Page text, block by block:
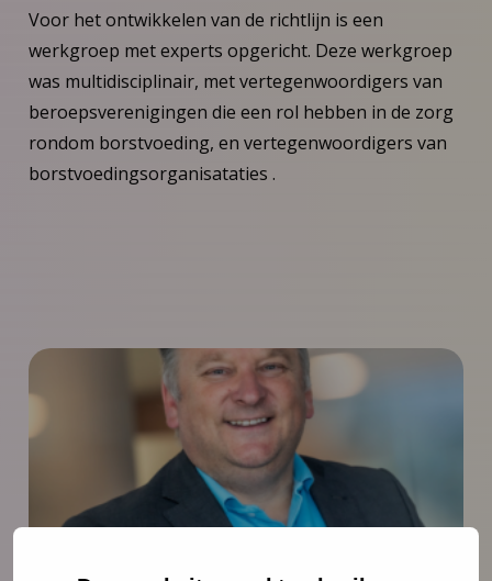
Voor het ontwikkelen van de richtlijn is een
werkgroep met experts opgericht. Deze werkgroep
was multidisciplinair, met vertegenwoordigers van
beroepsverenigingen die een rol hebben in de zorg
rondom borstvoeding, en vertegenwoordigers van
borstvoedingsorganisataties .